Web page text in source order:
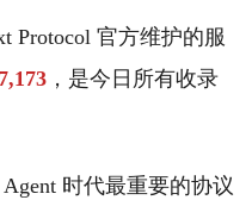
Protocol 官方维护的服
，是今日所有收录
时代最重要的协议